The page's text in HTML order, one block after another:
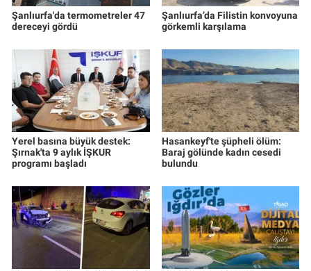
Şanlıurfa'da termometreler 47
dereceyi gördü
Şanlıurfa’da Filistin konvoyuna
görkemli karşılama
Yerel basına büyük destek:
Şırnak'ta 9 aylık İŞKUR
programı başladı
Hasankeyf'te şüpheli ölüm:
Baraj gölünde kadın cesedi
bulundu